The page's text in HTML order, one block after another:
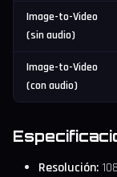
Image-to-Video
(sin audio)
Image-to-Video
(con audio)
Resolución: